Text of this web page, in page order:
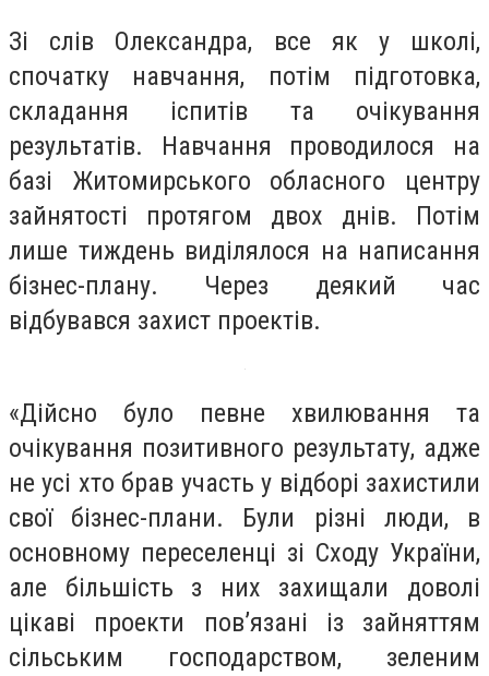
Зі слів Олександра, все як у школі,
спочатку навчання, потім підготовка,
складання іспитів та очікування
результатів. Навчання проводилося на
базі Житомирського обласного центру
зайнятості протягом двох днів. Потім
лише тиждень виділялося на написання
бізнес-плану. Через деякий час
відбувався захист проектів.
«Дійсно було певне хвилювання та
очікування позитивного результату, адже
не усі хто брав участь у відборі захистили
свої бізнес-плани. Були різні люди, в
основному переселенці зі Сходу України,
але більшість з них захищали доволі
цікаві проекти пов’язані із зайняттям
сільським господарством, зеленим